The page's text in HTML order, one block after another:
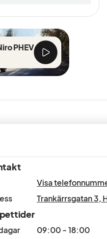
PHEV
Visa
Trankärrsgatan 3,
09:00 - 18:00